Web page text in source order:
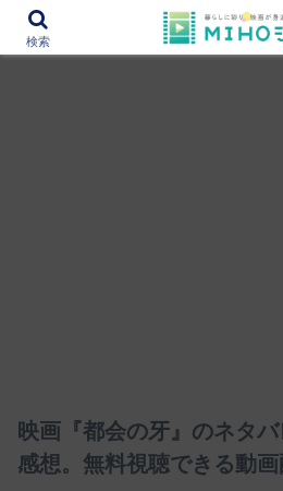
12000作品を紹介！あなたの映画
映画『都会の牙』のネタ
感想。無料視聴できる動画
検索